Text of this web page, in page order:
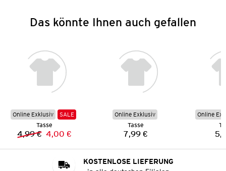
Das könnte Ihnen auch gefallen
Online Exklusiv
SALE
Tasse
Vorheriger Preis:
4,99 € Neuer Preis:
4,00 €
Online Exklusiv
Tasse
Preis:
7,99 €
Online
KOSTENLOSE LIEFERUNG